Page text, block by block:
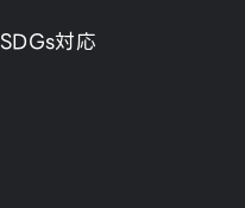
SDGs対応